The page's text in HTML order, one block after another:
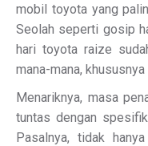
mobil toyota yang
Seolah seperti gosip
hari toyota raize
mana-mana,
Menariknya, masa
tuntas dengan
Pasalnya, tidak